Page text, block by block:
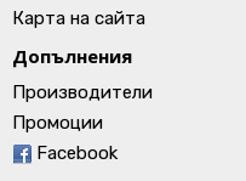
Карта на сайта
Допълнения
Производители
Промоции
Facebook